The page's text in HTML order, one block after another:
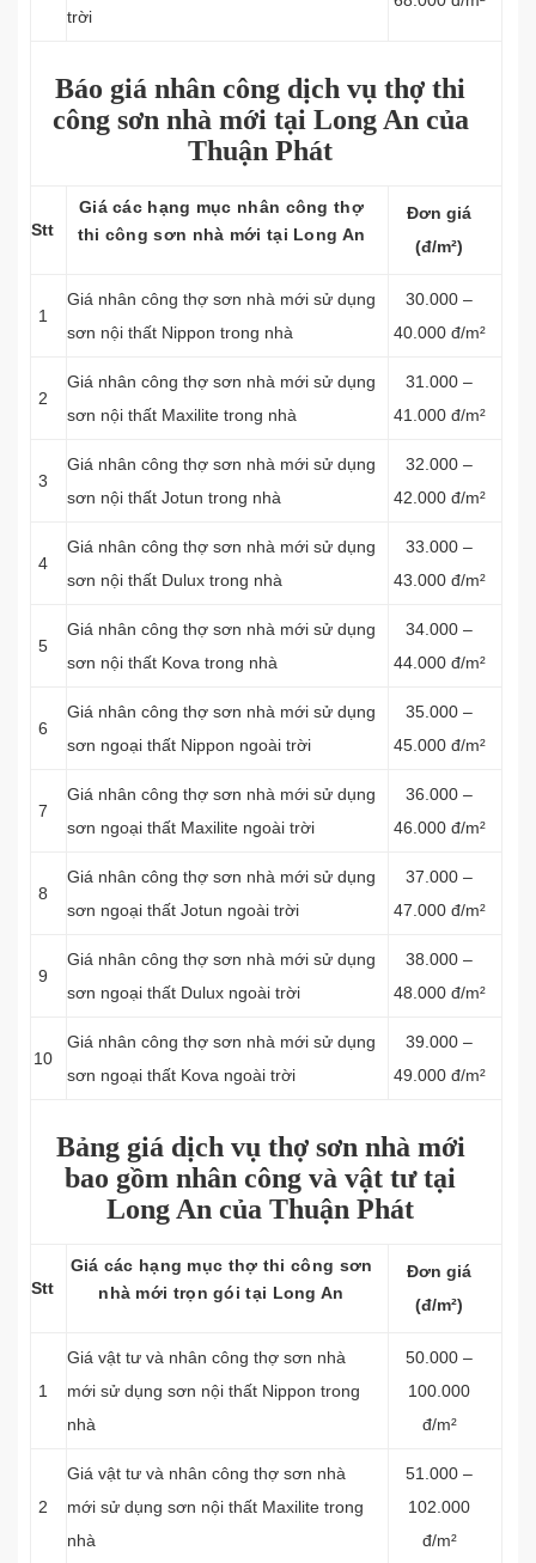
trời
Báo giá nhân công dịch vụ thợ thi
công sơn nhà mới tại Long An của
Thuận Phát
Stt
Giá các hạng mục nhân công thợ
thi công sơn nhà mới tại Long An
Đơn giá
(đ/m²)
1
Giá nhân công thợ sơn nhà mới sử dụng
sơn nội thất Nippon trong nhà
30.000 –
40.000 đ/m²
2
Giá nhân công thợ sơn nhà mới sử dụng
sơn nội thất Maxilite trong nhà
31.000 –
41.000 đ/m²
3
Giá nhân công thợ sơn nhà mới sử dụng
sơn nội thất Jotun trong nhà
32.000 –
42.000 đ/m²
4
Giá nhân công thợ sơn nhà mới sử dụng
sơn nội thất Dulux trong nhà
33.000 –
43.000 đ/m²
5
Giá nhân công thợ sơn nhà mới sử dụng
sơn nội thất Kova trong nhà
34.000 –
44.000 đ/m²
6
Giá nhân công thợ sơn nhà mới sử dụng
sơn ngoại thất Nippon ngoài trời
35.000 –
45.000 đ/m²
7
Giá nhân công thợ sơn nhà mới sử dụng
sơn ngoại thất Maxilite ngoài trời
36.000 –
46.000 đ/m²
8
Giá nhân công thợ sơn nhà mới sử dụng
sơn ngoại thất Jotun ngoài trời
37.000 –
47.000 đ/m²
9
Giá nhân công thợ sơn nhà mới sử dụng
sơn ngoại thất Dulux ngoài trời
38.000 –
48.000 đ/m²
10
Giá nhân công thợ sơn nhà mới sử dụng
sơn ngoại thất Kova ngoài trời
39.000 –
49.000 đ/m²
Bảng giá dịch vụ thợ sơn nhà mới
bao gồm nhân công và vật tư tại
Long An của Thuận Phát
Stt
Giá các hạng mục thợ thi công sơn
nhà mới trọn gói tại Long An
Đơn giá
(đ/m²)
1
Giá vật tư và nhân công thợ sơn nhà
mới sử dụng sơn nội thất Nippon trong
nhà
50.000 –
100.000
đ/m²
2
Giá vật tư và nhân công thợ sơn nhà
mới sử dụng sơn nội thất Maxilite trong
nhà
51.000 –
102.000
đ/m²